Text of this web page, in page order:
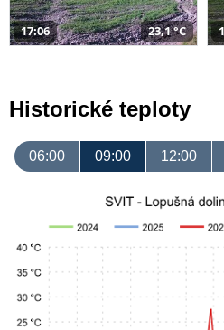
17:06 23,1 °C
Historické teploty
06:00 09:00 12:00